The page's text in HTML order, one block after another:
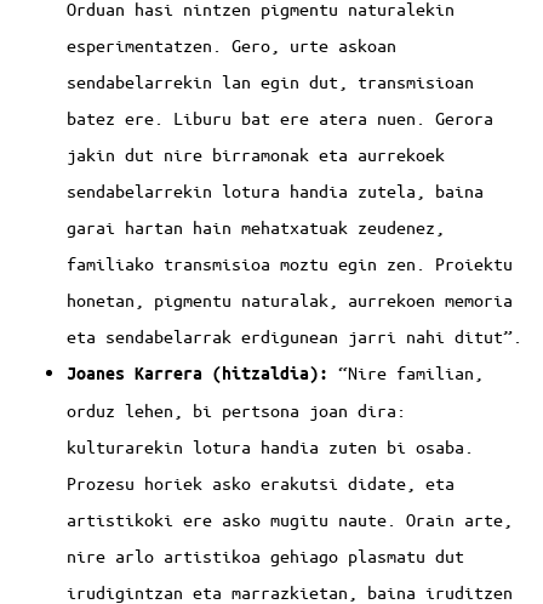
Orduan hasi nintzen pigmentu naturalekin
esperimentatzen. Gero, urte askoan
sendabelarrekin lan egin dut, transmisioan
batez ere. Liburu bat ere atera nuen. Gerora
jakin dut nire birramonak eta aurrekoek
sendabelarrekin lotura handia zutela, baina
garai hartan hain mehatxatuak zeudenez,
familiako transmisioa moztu egin zen. Proiektu
honetan, pigmentu naturalak, aurrekoen memoria
eta sendabelarrak erdigunean jarri nahi ditut”.
Joanes Karrera (hitzaldia): “Nire familian,
orduz lehen, bi pertsona joan dira:
kulturarekin lotura handia zuten bi osaba.
Prozesu horiek asko erakutsi didate, eta
artistikoki ere asko mugitu naute. Orain arte,
nire arlo artistikoa gehiago plasmatu dut
irudigintzan eta marrazkietan, baina iruditzen